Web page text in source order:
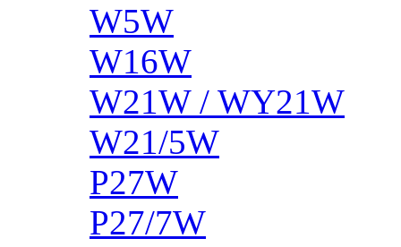
W5W
W16W
W21W / WY21W
W21/5W
P27W
P27/7W